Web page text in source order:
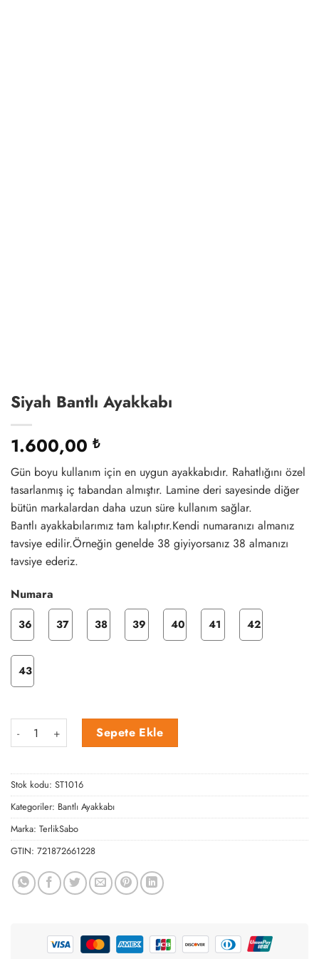
Siyah Bantlı Ayakkabı
1.600,00 ₺
Gün boyu kullanım için en uygun ayakkabıdır. Rahatlığını özel
tasarlanmış iç tabandan almıştır. Lamine deri sayesinde diğer
bütün markalardan daha uzun süre kullanım sağlar.
Bantlı ayakkabılarımız tam kalıptır.Kendi numaranızı almanız
tavsiye edilir.Örneğin genelde 38 giyiyorsanız 38 almanızı
tavsiye ederiz.
Numara
36 37 38 39 40 41 42
43
Siyah Bantlı Ayakkabı adet
Sepete Ekle
Stok kodu: ST1016
Kategoriler: Bantlı Ayakkabı
Marka: TerlikSabo
GTIN: 721872661228